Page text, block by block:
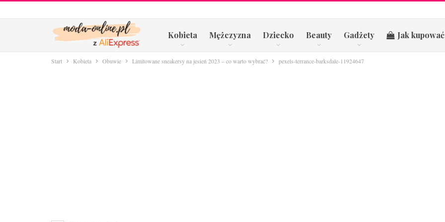
Kobieta Mężczyzna Dziecko Beauty Gadżety Jak
Start Kobieta Obuwie Limitowane sneakersy na jesień 2023 – co warto wybrać? pexels-terrance-barksdale-11924647